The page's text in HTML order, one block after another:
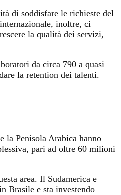
di soddisfare le richieste del
inoltre, ci
la qualità dei servizi,
da circa 790 a quasi
la retention dei talenti.
la Penisola Arabica hanno
pari ad oltre 60 milioni
area. Il Sudamerica e
Brasile e sta investendo